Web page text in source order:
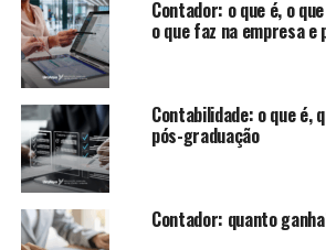
Contador: o que é, o
o que faz na empresa e
Contabilidade: o que é,
pós-graduação
Contador: quanto